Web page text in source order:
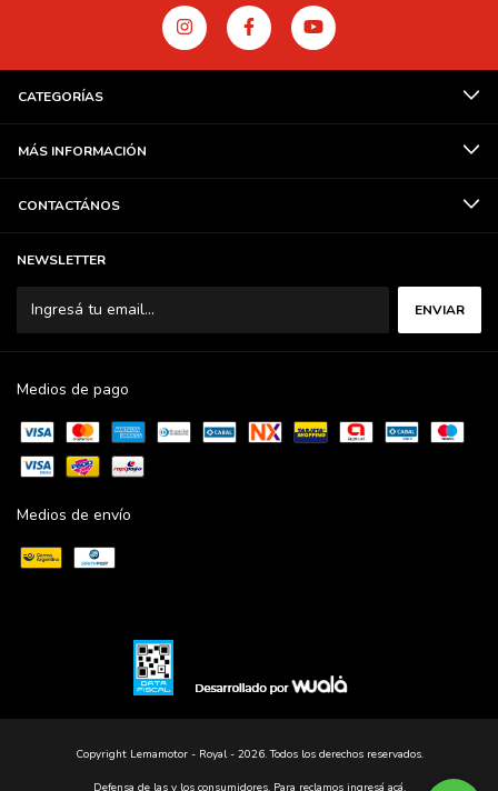
CATEGORÍAS
MÁS INFORMACIÓN
CONTACTÁNOS
NEWSLETTER
Medios de pago
Medios de envío
Copyright Lemamotor - Royal - 2026. Todos los derechos reservados.
Defensa de las y los consumidores. Para reclamos ingresá acá.